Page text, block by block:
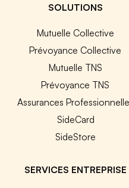
SOLUTIONS
Mutuelle Collective
Prévoyance Collective
Mutuelle TNS
Prévoyance TNS
Assurances
SideCard
SideStore
SERVICES ENTREPRISE